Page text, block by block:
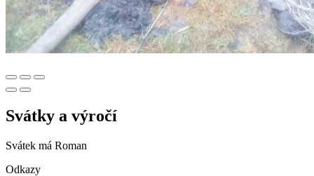
Svátky a výročí
Svátek má Roman
Odkazy